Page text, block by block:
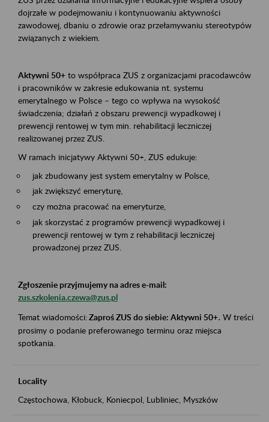
dojrzałe w podejmowaniu i kontynuowaniu aktywności
zawodowej, dbaniu o zdrowie oraz przełamywaniu stereotypów
związanych z wiekiem.
Aktywni 50+ to współpraca ZUS z organizacjami pracodawców
i pracowników w zakresie edukowania nt. systemu
emerytalnego w Polsce – tego co wpływa na wysokość
świadczenia; działań z obszaru prewencji wypadkowej i
prewencji rentowej w tym min. rehabilitacji leczniczej
realizowanej przez ZUS.
W ramach inicjatywy Aktywni 50+, ZUS edukuje:
jak zbudowany jest system emerytalny w Polsce,
jak zwiększyć emeryturę,
czy można pracować na emeryturze,
jak skorzystać z programów prewencji wypadkowej i
prewencji rentowej w tym z rehabilitacji leczniczej
prowadzonej przez ZUS.
Zgłoszenie przyjmujemy na adres e-mail:
zus.szkolenia.czewa@zus.pl
Temat wiadomości:Zaproś ZUS do siebie: Aktywni 50+. W treści
prosimy o podanie preferowanego terminu oraz miejsca
spotkania.
Locality
Częstochowa, Kłobuck, Koniecpol, Lubliniec, Myszków